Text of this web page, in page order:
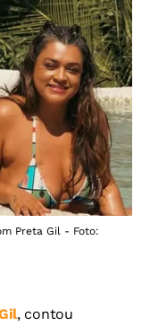
Preta Gil - Foto:
, contou